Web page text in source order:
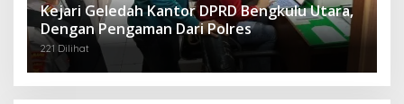
Kejari Geledah Kantor DPRD Bengkulu Utara,
Dengan Pengaman Dari Polres
221 Dilihat